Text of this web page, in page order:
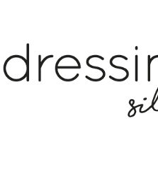
navegación
principal
principal